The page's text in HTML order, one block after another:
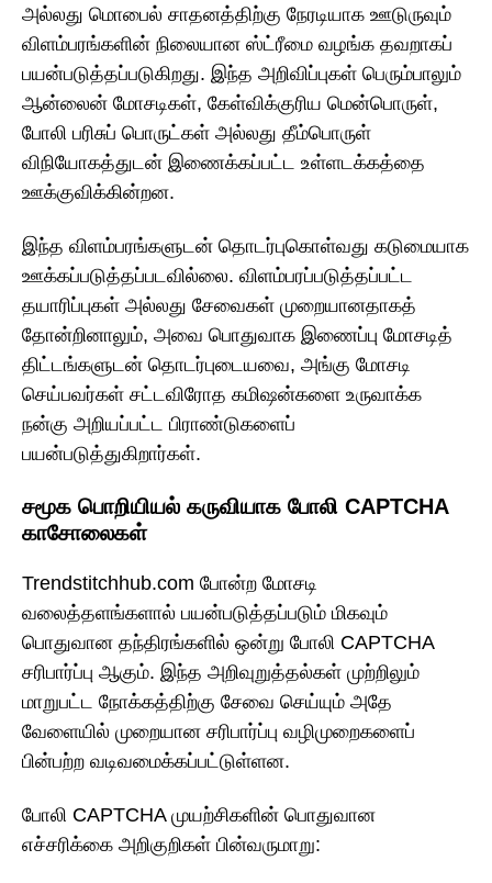
அல்லது மொபைல் சாதனத்திற்கு நேரடியாக ஊடுருவும்
விளம்பரங்களின் நிலையான ஸ்ட்ரீமை வழங்க தவறாகப்
பயன்படுத்தப்படுகிறது. இந்த அறிவிப்புகள் பெரும்பாலும்
ஆன்லைன் மோசடிகள், கேள்விக்குரிய மென்பொருள்,
போலி பரிசுப் பொருட்கள் அல்லது தீம்பொருள்
விநியோகத்துடன் இணைக்கப்பட்ட உள்ளடக்கத்தை
ஊக்குவிக்கின்றன.
இந்த விளம்பரங்களுடன் தொடர்புகொள்வது கடுமையாக
ஊக்கப்படுத்தப்படவில்லை. விளம்பரப்படுத்தப்பட்ட
தயாரிப்புகள் அல்லது சேவைகள் முறையானதாகத்
தோன்றினாலும், அவை பொதுவாக இணைப்பு மோசடித்
திட்டங்களுடன் தொடர்புடையவை, அங்கு மோசடி
செய்பவர்கள் சட்டவிரோத கமிஷன்களை உருவாக்க
நன்கு அறியப்பட்ட பிராண்டுகளைப்
பயன்படுத்துகிறார்கள்.
சமூக பொறியியல் கருவியாக போலி CAPTCHA
காசோலைகள்
Trendstitchhub.com போன்ற மோசடி
வலைத்தளங்களால் பயன்படுத்தப்படும் மிகவும்
பொதுவான தந்திரங்களில் ஒன்று போலி CAPTCHA
சரிபார்ப்பு ஆகும். இந்த அறிவுறுத்தல்கள் முற்றிலும்
மாறுபட்ட நோக்கத்திற்கு சேவை செய்யும் அதே
வேளையில் முறையான சரிபார்ப்பு வழிமுறைகளைப்
பின்பற்ற வடிவமைக்கப்பட்டுள்ளன.
போலி CAPTCHA முயற்சிகளின் பொதுவான
எச்சரிக்கை அறிகுறிகள் பின்வருமாறு: